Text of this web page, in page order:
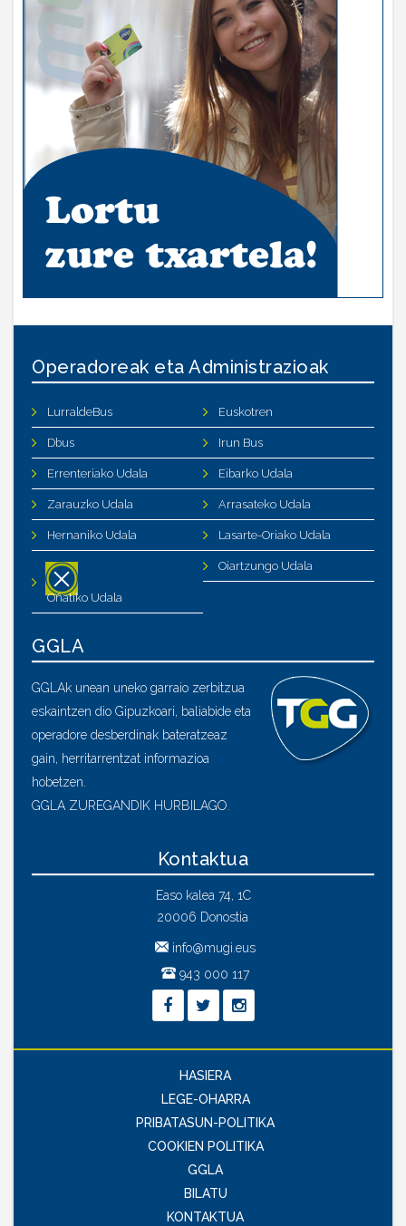
Operadoreak eta Administrazioak
LurraldeBus Euskotren
Dbus Irun Bus
Errenteriako Udala Eibarko Udala
Zarauzko Udala Arrasateko Udala
Hernaniko Udala Lasarte-Oriako Udala
Oñatiko Udala
Oiartzungo Udala
GGLA
GGLAk unean uneko garraio zerbitzua
eskaintzen dio Gipuzkoari, baliabide eta
operadore desberdinak bateratzeaz
gain, herritarrentzat informazioa
hobetzen.
GGLA ZUREGANDIK HURBILAGO.
Kontaktua
Easo kalea 74, 1C
20006 Donostia
info@mugi.eus
943 000 117
HASIERA
LEGE-OHARRA
PRIBATASUN-POLITIKA
COOKIEN POLITIKA
GGLA
BILATU
KONTAKTUA